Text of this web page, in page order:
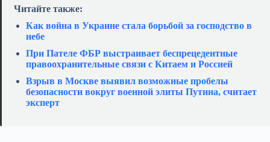
Читайте также:
Как война в Украине стала борьбой за господство в
небе
При Пателе ФБР выстраивает беспрецедентные
правоохранительные связи с Китаем и Россией
Взрыв в Москве выявил возможные пробелы
безопасности вокруг военной элиты Путина, считает
эксперт